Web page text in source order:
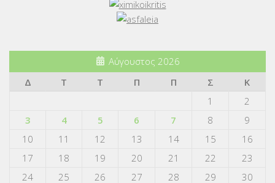
Αύγουστος 2026
Δ
Τ Τ Π Π Σ
Κ
1
2
3
4 5 6 7 8
9
10
11 12 13 14 15
16
17
18 19 20 21 22
23
24
25 26 27 28 29
30